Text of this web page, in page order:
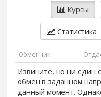
Курсы
Статистика
Обменник
Извините, но ни один
обмен в заданном
данный момент.
PayPal NOK
PayPal PLN
PayPal SGD
PayPal SEK
PayPal CHF